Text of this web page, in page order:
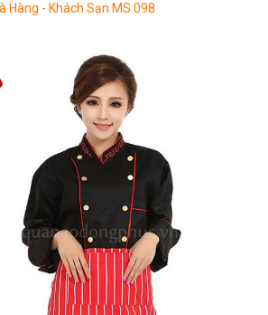
Hàng - Khách Sạn MS 098